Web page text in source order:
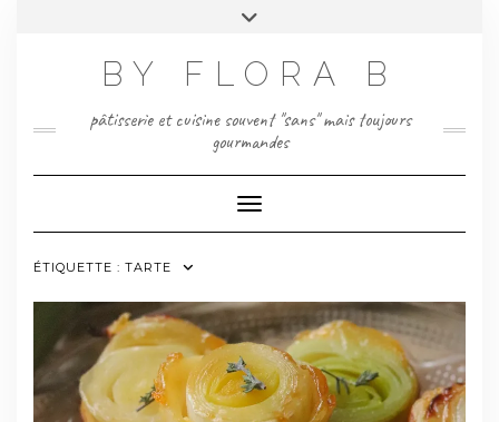
BY FLORA B
pâtisserie et cuisine souvent "sans" mais toujours
gourmandes
Toggle Navigation
ÉTIQUETTE : TARTE